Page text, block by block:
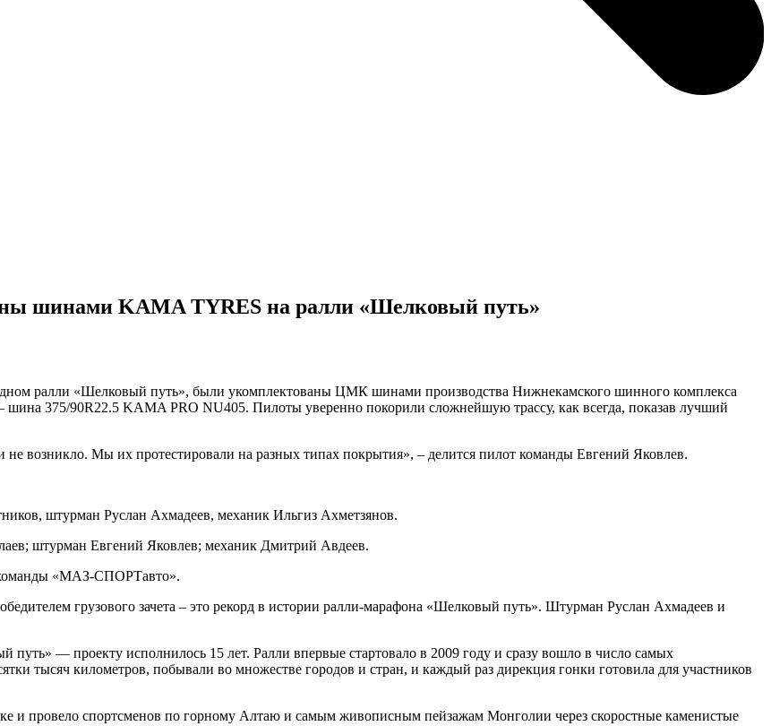
шинами KAMA TYRES на ралли «Шелковый путь»
ралли «Шелковый путь», были укомплектованы ЦМК шинами производства Нижнекамского шинного комплекса
375/90R22.5 KAMA PRO NU405. Пилоты уверенно покорили сложнейшую трассу, как всегда, показав лучший
возникло. Мы их протестировали на разных типах покрытия», – делится пилот команды Евгений Яковлев.
штурман Руслан Ахмадеев, механик Ильгиз Ахметзянов.
штурман Евгений Яковлев; механик Дмитрий Авдеев.
команды «МАЗ-СПОРТавто».
грузового зачета – это рекорд в истории ралли-марафона «Шелковый путь». Штурман Руслан Ахмадеев и
— проекту исполнилось 15 лет. Ралли впервые стартовало в 2009 году и сразу вошло в число самых
тысяч километров, побывали во множестве городов и стран, и каждый раз дирекция гонки готовила для участников
и провело спортсменов по горному Алтаю и самым живописным пейзажам Монголии через скоростные каменистые